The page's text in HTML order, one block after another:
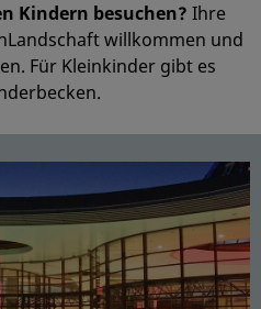
Kindern besuchen? Ihre
willkommen und
Für Kleinkinder gibt es